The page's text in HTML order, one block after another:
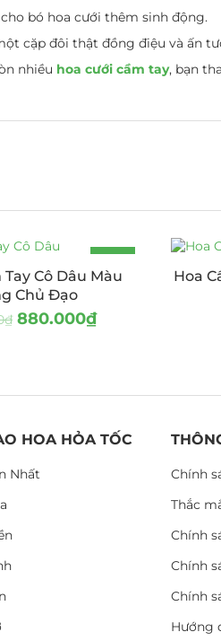
bó hoa cưới thêm sinh động.
cặp đôi thật đồng điệu và ấn
nhiều hoa cưới cầm tay, bạn
-20%
Cô Dâu Màu
Chủ Đạo
₫ 880.000₫
Hoa
HOA HỎA TỐC
Nhất
Chính
Thắc
Chính
Chính
Chính
Hướng